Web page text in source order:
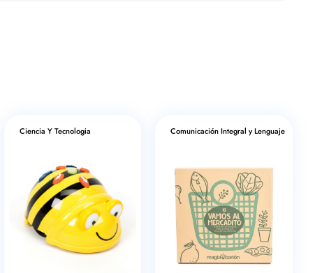
Ciencia Y Tecnologia Comunicación Integral y Lenguaje